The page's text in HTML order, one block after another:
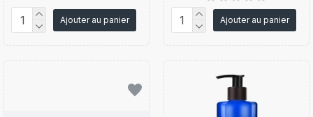
Ajouter au panier Ajouter au panier